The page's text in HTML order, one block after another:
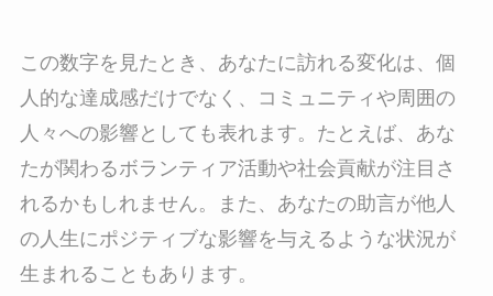
この数字を見たとき、あなたに訪れる変化は、個
人的な達成感だけでなく、コミュニティや周囲の
人々への影響としても表れます。たとえば、あな
たが関わるボランティア活動や社会貢献が注目さ
れるかもしれません。また、あなたの助言が他人
の人生にポジティブな影響を与えるような状況が
生まれることもあります。